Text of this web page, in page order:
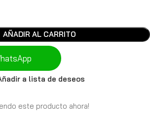
AÑADIR AL CARRITO
a lista de deseos
este producto ahora!